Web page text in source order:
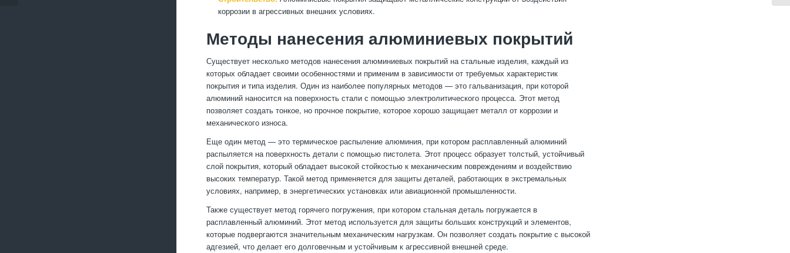
коррозии в агрессивных внешних условиях.
Методы нанесения алюминиевых покрытий
Существует несколько методов нанесения алюминиевых покрытий на стальные изделия, каждый из
которых обладает своими особенностями и применим в зависимости от требуемых характеристик
покрытия и типа изделия. Один из наиболее популярных методов — это гальванизация, при которой
алюминий наносится на поверхность стали с помощью электролитического процесса. Этот метод
позволяет создать тонкое, но прочное покрытие, которое хорошо защищает металл от коррозии и
механического износа.
Еще один метод — это термическое распыление алюминия, при котором расплавленный алюминий
распыляется на поверхность детали с помощью пистолета. Этот процесс образует толстый, устойчивый
слой покрытия, который обладает высокой стойкостью к механическим повреждениям и воздействию
высоких температур. Такой метод применяется для защиты деталей, работающих в экстремальных
условиях, например, в энергетических установках или авиационной промышленности.
Также существует метод горячего погружения, при котором стальная деталь погружается в
расплавленный алюминий. Этот метод используется для защиты больших конструкций и элементов,
которые подвергаются значительным механическим нагрузкам. Он позволяет создать покрытие с высокой
адгезией, что делает его долговечным и устойчивым к агрессивной внешней среде.